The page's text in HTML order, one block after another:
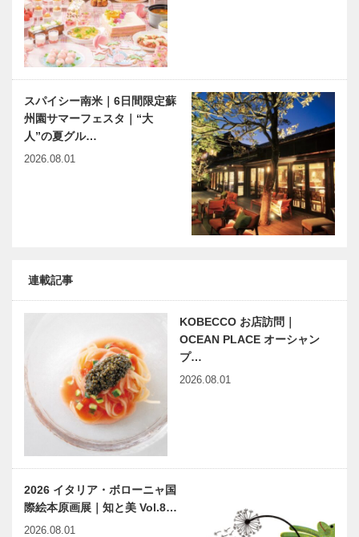
スパイシー南米｜6日間限定蘇
州園サマーフェスタ｜“大
人”の夏グル…
2026.08.01
連載記事
KOBECCO お店訪問｜
OCEAN PLACE オーシャン
プ…
2026.08.01
2026 イタリア・ボローニャ国
際絵本原画展｜知と美 Vol.8…
2026.08.01